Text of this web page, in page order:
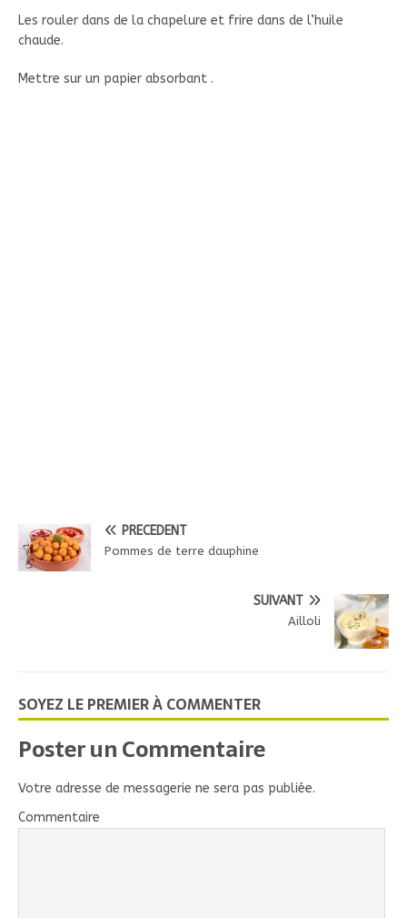
Les rouler dans de la chapelure et frire dans de l’huile
chaude.
Mettre sur un papier absorbant .
PRÉCÉDENT
Pommes de terre dauphine
SUIVANT
Ailloli
SOYEZ LE PREMIER À COMMENTER
Poster un Commentaire
Votre adresse de messagerie ne sera pas publiée.
Commentaire